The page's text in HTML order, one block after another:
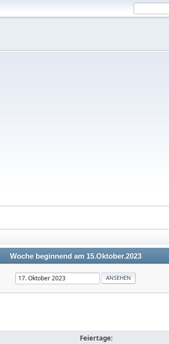
Woche beginnend am 15.Oktober.2023
Feiertage: